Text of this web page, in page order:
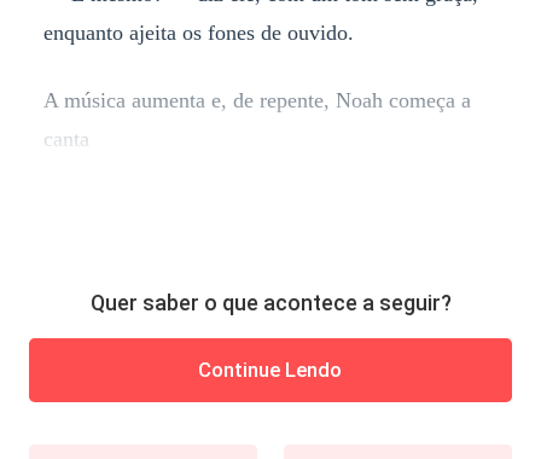
enquanto ajeita os fones de ouvido.
A música aumenta e, de repente, Noah começa a
canta
Quer saber o que acontece a seguir?
Continue Lendo